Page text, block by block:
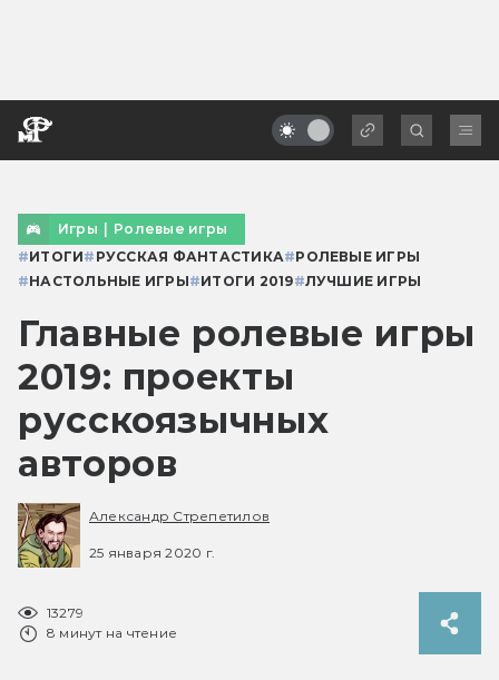
Игры | Ролевые игры
#ИТОГИ# РУССКАЯ ФАНТАСТИКА#РОЛЕВЫЕ ИГРЫ
#НАСТОЛЬНЫЕ ИГРЫ#ИТОГИ 2019#ЛУЧШИЕ ИГРЫ
Главные ролевые игры
2019: проекты
русскоязычных
авторов
Александр Стрепетилов
25 января 2020 г.
13279
8 минут на чтение